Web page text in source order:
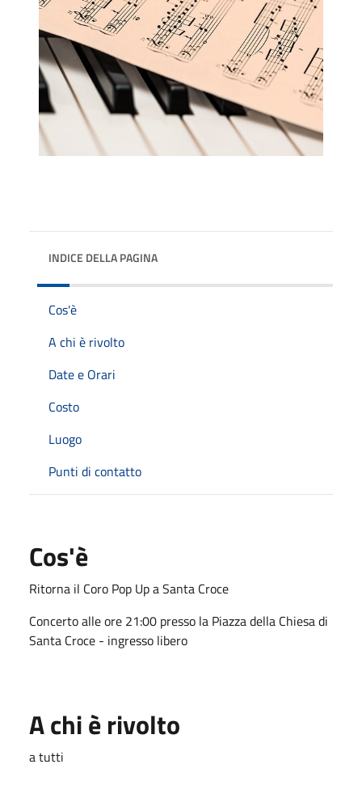
INDICE DELLA PAGINA
Cos'è
A chi è rivolto
Date e Orari
Costo
Luogo
Punti di contatto
Cos'è
Ritorna il Coro Pop Up a Santa Croce
Concerto alle ore 21:00 presso la Piazza della Chiesa di
Santa Croce - ingresso libero
A chi è rivolto
a tutti